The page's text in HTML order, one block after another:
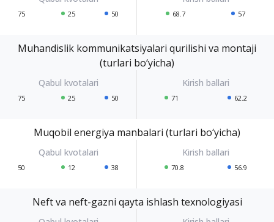
75 25 50 68.7 57
Muhandislik kommunikatsiyalari qurilishi va montaji
(turlari bo‘yicha)
75 25 50 71 62.2
Muqobil energiya manbalari (turlari bo‘yicha)
50 12 38 70.8 56.9
Neft va neft-gazni qayta ishlash texnologiyasi